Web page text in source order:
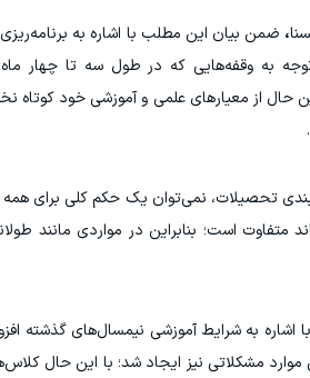
، ضمن بیان این مطلب با اشاره به
به وقفه‌هایی که در طول سه تا چهار
حال از معیارهای علمی و آموزشی خود
تحصیلات، نمی‌توان یک حکم کلی برای
متفاوت است؛ بنابراین در مواردی
اشاره به شرایط آموزشی نیمسال‌های گذشته
مشکلاتی نیز ایجاد شد؛ با این حال
کن
ثبت نام کنید